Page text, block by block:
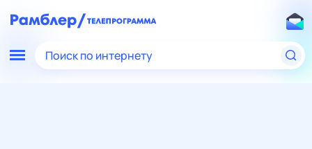
Поиск по интернету